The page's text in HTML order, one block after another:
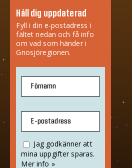
Håll dig uppdaterad
Fyll i din e-postadress i
fältet nedan och få info
om vad som händer i
Gnosjöregionen.
Förnamn
E-postadress
Jag godkänner att
mina uppgifter sparas.
Mer info »